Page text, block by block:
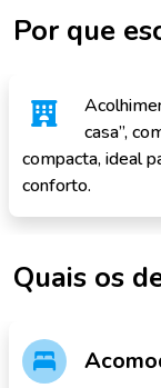
Por que
casa”,
compacta, ideal
conforto.
Quais os